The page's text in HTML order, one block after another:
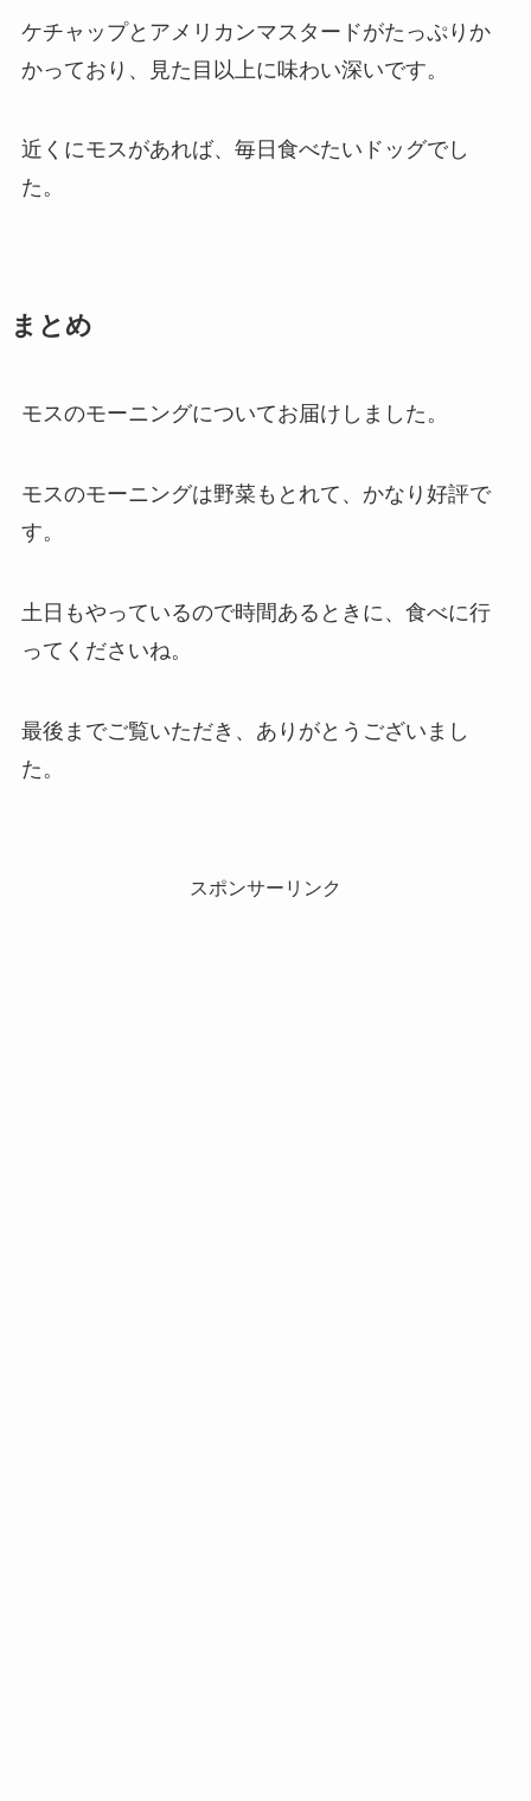
ケチャップとアメリカンマスタードがたっぷりか
かっており、見た目以上に味わい深いです。
近くにモスがあれば、毎日食べたいドッグでし
た。
まとめ
モスのモーニングについてお届けしました。
モスのモーニングは野菜もとれて、かなり好評で
す。
土日もやっているので時間あるときに、食べに行
ってくださいね。
最後までご覧いただき、ありがとうございまし
た。
スポンサーリンク